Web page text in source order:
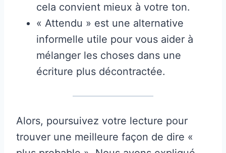
cela convient mieux à votre ton.
« Attendu » est une alternative
informelle utile pour vous aider à
mélanger les choses dans une
écriture plus décontractée.
Alors, poursuivez votre lecture pour
trouver une meilleure façon de dire «